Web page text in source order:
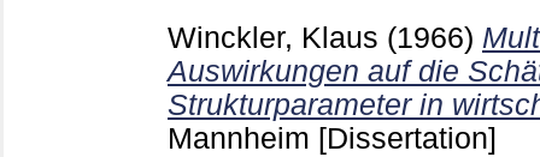
Winckler, Klaus (1966)
Auswirkungen auf die
Strukturparameter in
Mannheim [Dissertation]